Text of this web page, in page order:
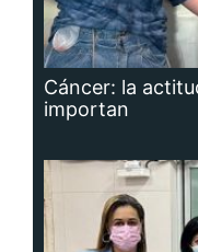
Cáncer: la
importan